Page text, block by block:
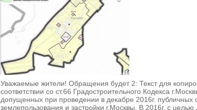
Уважаемые жители! Обращения будет 2: Текст для
соответствии со ст.66 Градостроительного Кодекса
допущенных при проведении в декабре 2016г. публичных
землепользования и застройки г.Москвы. В 2016г. с